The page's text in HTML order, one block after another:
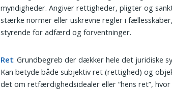
myndigheder. Angiver rettigheder, pligter og
stærke normer eller uskrevne regler i
styrende for adfærd og forventninger.
Ret: Grundbegreb der dækker hele det juridiske
Kan betyde både subjektiv ret (rettighed) og
det om retfærdighedsidealer eller “hens ret”,